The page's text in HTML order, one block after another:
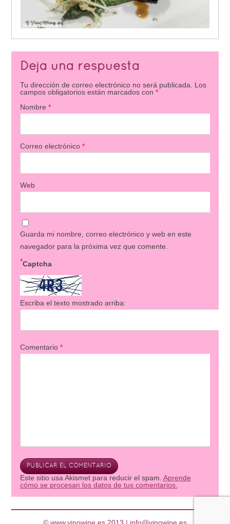
Deja una respuesta
Tu dirección de correo electrónico no será publicada.
Los
campos obligatorios están marcados con *
Nombre *
Correo electrónico *
Web
Guarda mi nombre, correo electrónico y web en este
navegador para la próxima vez que comente.
Captcha
*
Escriba el texto mostrado arriba:
Comentario *
Este sitio usa Akismet para reducir el spam. Aprende
cómo se procesan los datos de tus comentarios.